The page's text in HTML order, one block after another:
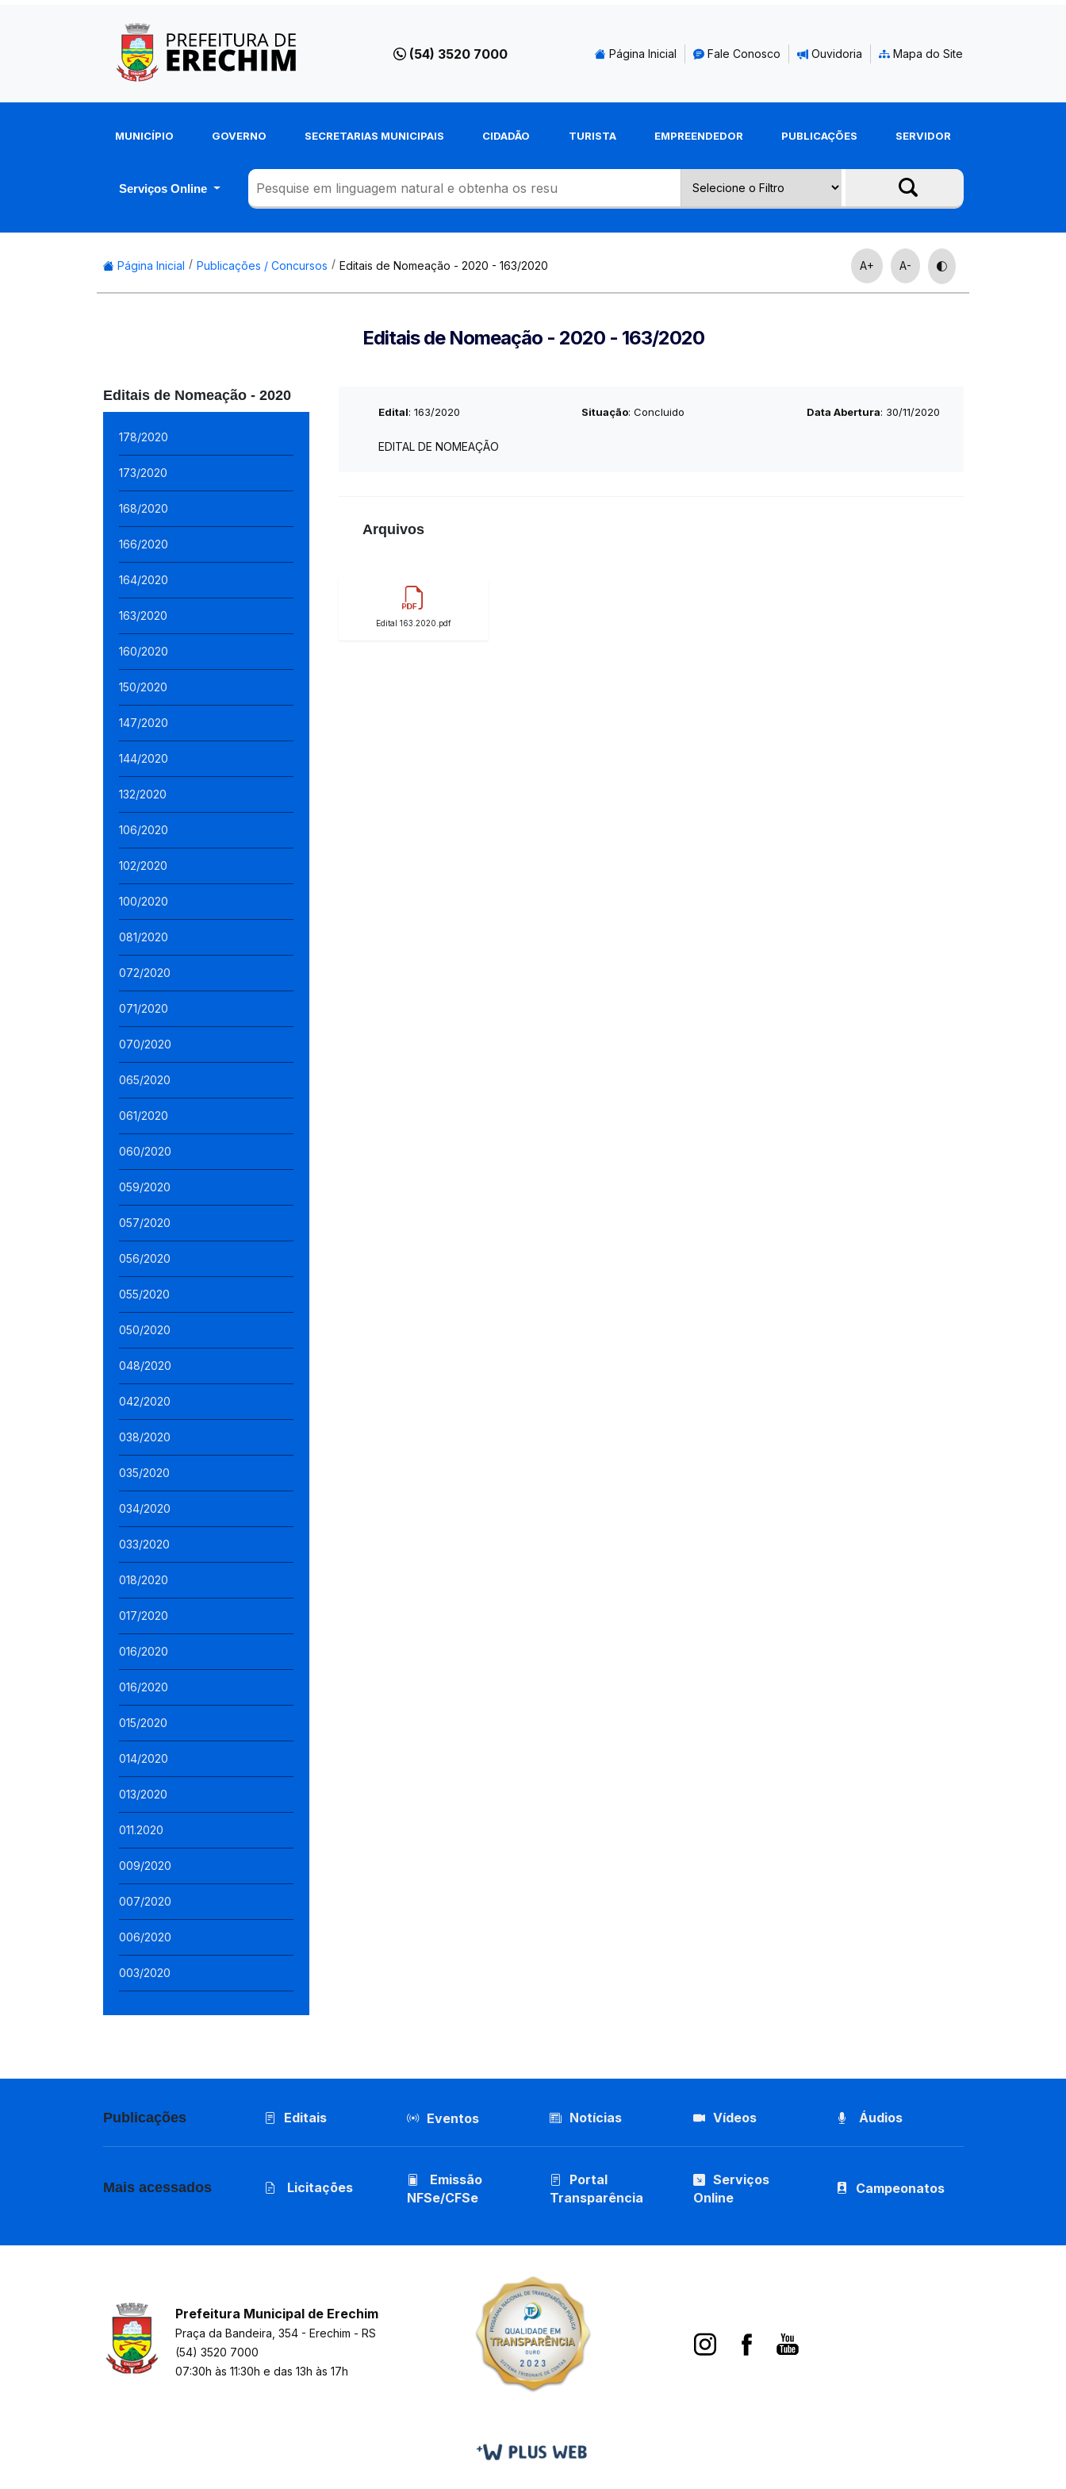
(54) 3520 7000 Página Inicial Fale Conosco Ouvidoria Mapa do Site
MUNICÍPIO GOVERNO SECRETARIAS MUNICIPAIS CIDADÃO TURISTA EMPREENDEDOR PUBLICAÇÕES SERVIDOR
Serviços Online
Página Inicial Publicações / Concursos Editais de Nomeação - 2020 - 163/2020 A+ A-
Editais de Nomeação - 2020 - 163/2020
Editais de Nomeação - 2020
178/2020
173/2020
168/2020
166/2020
164/2020
163/2020
160/2020
150/2020
147/2020
144/2020
132/2020
106/2020
102/2020
100/2020
081/2020
072/2020
071/2020
070/2020
065/2020
061/2020
060/2020
059/2020
057/2020
056/2020
055/2020
050/2020
048/2020
042/2020
038/2020
035/2020
034/2020
033/2020
018/2020
017/2020
016/2020
016/2020
015/2020
014/2020
013/2020
011.2020
009/2020
007/2020
006/2020
003/2020
Edital: 163/2020 Situação: Concluido Data Abertura: 30/11/2020
EDITAL DE NOMEAÇÃO
Arquivos
Edital 163.2020.pdf
Publicações Editais Eventos Notícias Vídeos Áudios
Mais acessados Licitações
Emissão
NFSe/CFSe
Portal
Transparência
Serviços
Online
Campeonatos
Prefeitura Municipal de Erechim
Praça da Bandeira, 354 - Erechim - RS
(54) 3520 7000
07:30h às 11:30h e das 13h às 17h